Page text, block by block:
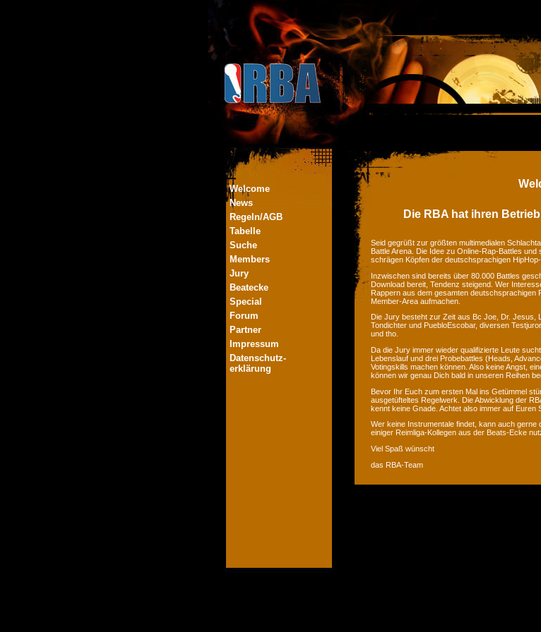
Welcome
News
Regeln/AGB
Tabelle
Suche
Members
Jury
Beatecke
Special
Forum
Partner
Impressum
Datenschutz-
erklärung
Die RBA hat ihren
Seid gegrüßt zur größten multimedialen
Battle Arena. Die Idee zu Online-Rap-Battles
schrägen Köpfen der deutschsprachigen
Inzwischen sind bereits über 80.000 Battles
Download bereit, Tendenz steigend. Wer
Rappern aus dem gesamten deutschsprachigen
Member-Area aufmachen.
Die Jury besteht zur Zeit aus Bc Joe, Dr. Jesus,
Tondichter und PuebloEscobar, diversen
und tho.
Da die Jury immer wieder qualifizierte Leute
Lebenslauf und drei Probebattles (Heads,
Votingskills machen können. Also keine Angst,
können wir genau Dich bald in unseren Reihen
Bevor Ihr Euch zum ersten Mal ins Getümmel
ausgetüfteltes Regelwerk. Die Abwicklung der
kennt keine Gnade. Achtet also immer auf Euren
Wer keine Instrumentale findet, kann auch
einiger Reimliga-Kollegen aus der Beats-Ecke
Viel Spaß wünscht
das RBA-Team